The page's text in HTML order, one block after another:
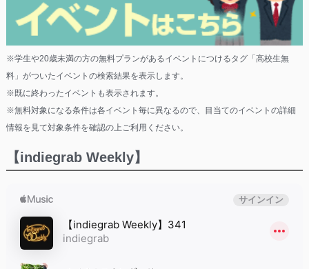
※学生や20歳未満の方の無料プランがあるイベントにつけるタグ「高校生無
料」がついたイベントの検索結果を表示します。
※既に終わったイベントも表示されます。
※無料対象になる条件は各イベント毎に異なるので、目当てのイベントの詳細
情報を見て対象条件を確認の上ご利用ください。
【indiegrab Weekly】